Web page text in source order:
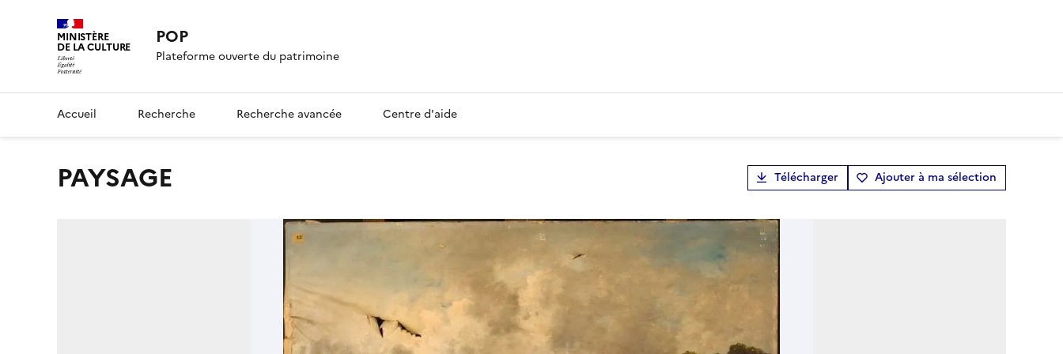
MINISTÈRE
DE LA CULTURE POP
Plateforme ouverte du patrimoine
Accueil Recherche Recherche avancée Centre d'aide
PAYSAGE Télécharger Ajouter à ma sélection